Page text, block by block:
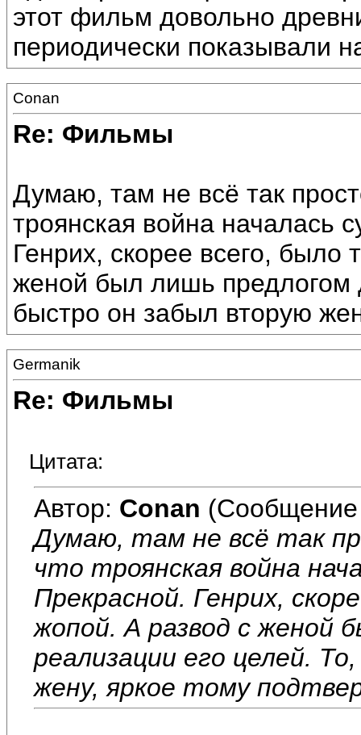
этот фильм довольно
периодически показывали
Conan
Re: Фильмы
Думаю, там не всё так
троянская война началась
Генрих, скорее всего,
женой был лишь предлогом
быстро он забыл вторую
Germanik
Re: Фильмы
Цитата:
Автор: Conan
Думаю, там не всё так
что троянская война
Прекрасной. Генрих,
жопой. А развод с женой
реализации его целей.
жену, яркое тому